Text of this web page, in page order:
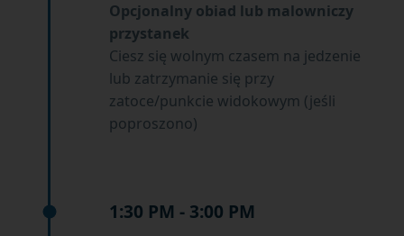
Opcjonalny obiad lub malowniczy
przystanek
Ciesz się wolnym czasem na jedzenie
lub zatrzymanie się przy
zatoce/punkcie widokowym (jeśli
poproszono)
1:30 PM - 3:00 PM